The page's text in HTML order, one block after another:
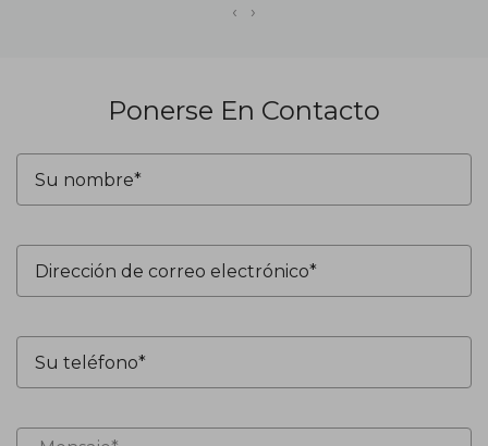
‹ ›
Ponerse En Contacto